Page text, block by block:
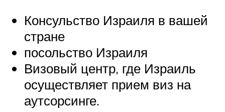
Консульство Израиля в вашей
стране
посольство Израиля
Визовый центр, где Израиль
осуществляет прием виз на
аутсорсинге.